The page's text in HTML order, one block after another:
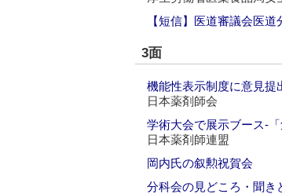
【短信】医道審議会医
3面
機能性表示制度に意見提
日本薬剤師会
学術大会で展示ブース‐
日本薬剤師連盟
岡内氏の叙勲祝賀会
分科会の見どころ・聞き